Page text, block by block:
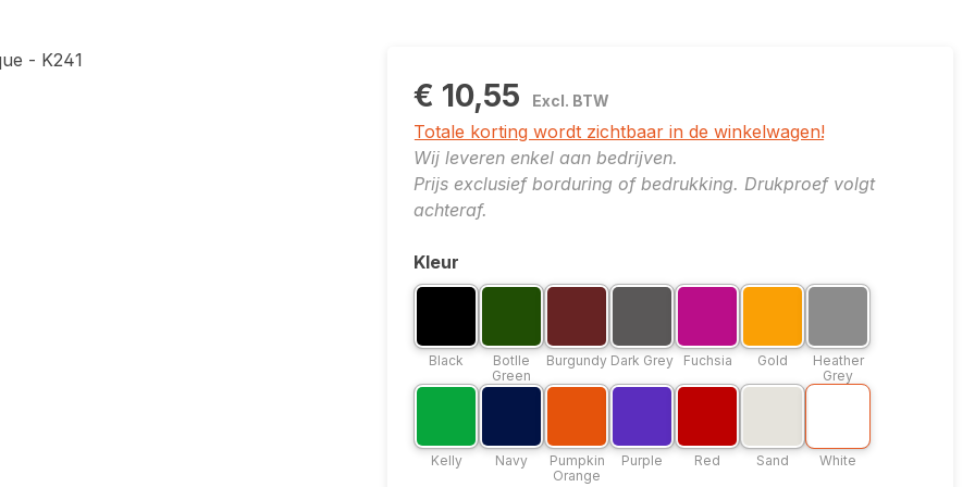
€ 10,55 Excl. BTW
Totale korting wordt zichtbaar in de winkelwagen!
Wij leveren enkel aan bedrijven.
Prijs exclusief borduring of bedrukking. Drukproef volgt
achteraf.
Selecteer
Kleur
Kleuroptie: Black
Black
Kleuroptie: Botlle Green
Botlle
Green
Kleuroptie: Burgundy
Burgundy
Kleuroptie: Dark Grey
Dark Grey
Kleuroptie: Fuchsia
Fuchsia
Kleuroptie: Gold
Gold
Kleuroptie: Heather
Heather
Grey
Kleuroptie: Kelly
Kelly
Kleuroptie: Navy
Navy
Kleuroptie: Pumpkin Orange
Pumpkin
Orange
Kleuroptie: Purple
Purple
Kleuroptie: Red
Red
Kleuroptie: Sand
Sand
Kleuroptie: White
White